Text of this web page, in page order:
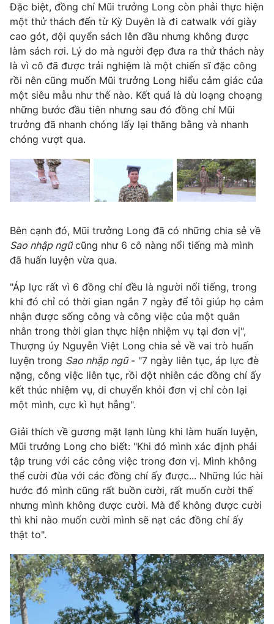
Khán giả
Giải sao mai
Âm nhạc
Sao
Du lịch
Làm đẹp
Chất lượng cuộc sống
Giáo dục
Tuyển sinh
Học trực tuyến
Công nghệ
Hitech Công nghệ tương lai
Sản phẩm
Thị trường
Tư vấn
Giao lưu trực tuyến
Lịch phát sóng
Chuyên mục khác
Emagazine Podcast
Photo Infographic
VTV Money VTV Thể thao
VTV Sức khoẻ Bất động sản
Thị trường 24h Tấm lòng Việt
VTV9 VTV8
Liên hệ tòa soạn English
THỜI BÁO VTV
Theo dõi báo trên
Đặc biệt, đồng chí Mũi trưởng Long còn phải thực hiện
một thử thách đến từ Kỳ Duyên là đi catwalk với giày
cao gót, đội quyển sách lên đầu nhưng không được
làm sách rơi. Lý do mà người đẹp đưa ra thử thách này
là vì cô đã được trải nghiệm là một chiến sĩ đặc công
rồi nên cũng muốn Mũi trưởng Long hiểu cảm giác của
một siêu mẫu như thế nào. Kết quả là dù loạng choạng
những bước đầu tiên nhưng sau đó đồng chí Mũi
trưởng đã nhanh chóng lấy lại thăng bằng và nhanh
chóng vượt qua.
Bên cạnh đó, Mũi trưởng Long đã có những chia sẻ về
Sao nhập ngũcũng như 6 cô nàng nổi tiếng mà mình
đã huấn luyện vừa qua.
"Áp lực rất vì 6 đồng chí đều là người nổi tiếng, trong
khi đó chỉ có thời gian ngắn 7 ngày để tôi giúp họ cảm
nhận được sống công và công việc của một quân
nhân trong thời gian thực hiện nhiệm vụ tại đơn vị",
Thượng úy Nguyễn Việt Long chia sẻ về vai trò huấn
luyện trong Sao nhập ngũ- "7 ngày liên tục, áp lực đè
nặng, công việc liên tục, rồi đột nhiên các đồng chí ấy
kết thúc nhiệm vụ, di chuyển khỏi đơn vị chỉ còn lại
một mình, cực kì hụt hẫng".
Giải thích về gương mặt lạnh lùng khi làm huấn luyện,
Mũi trưởng Long cho biết: "Khi đó mình xác định phải
tập trung với các công việc trong đơn vị. Mình không
thể cười đùa với các đồng chí ấy được... Những lúc hài
hước đó mình cũng rất buồn cười, rất muốn cười thế
nhưng mình không được cười. Mà để không được cười
thì khi nào muốn cười mình sẽ nạt các đồng chí ấy
thật to".